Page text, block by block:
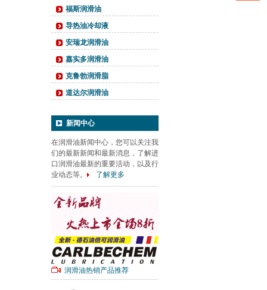
福斯润滑油
导热油冷却液
安瑞龙润滑油
嘉实多润滑油
克鲁勃润滑脂
道达尔润滑油
新闻中心
在润滑油新闻中心，您可以关注我
们的最新新闻和最新消息，了解进
口润滑油最新的重要活动，以及行
业动态等。
了解更多
润滑油热销产品推荐